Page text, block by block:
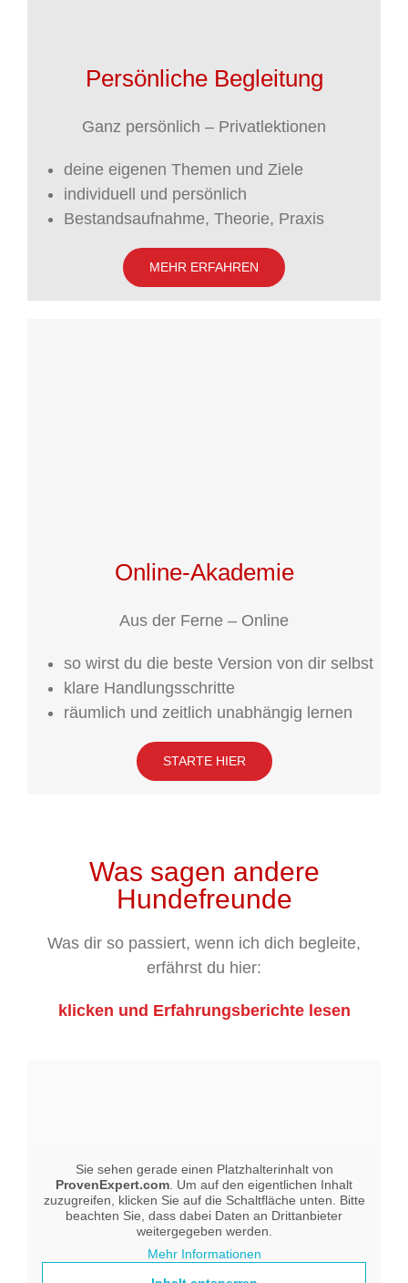
Persönliche Begleitung
Ganz persönlich – Privatlektionen
deine eigenen Themen und Ziele
individuell und persönlich
Bestandsaufnahme, Theorie, Praxis
MEHR ERFAHREN
Online-Akademie
Aus der Ferne – Online
so wirst du die beste Version von dir selbst
klare Handlungsschritte
räumlich und zeitlich unabhängig lernen
STARTE HIER
Was sagen andere
Hundefreunde
Was dir so passiert, wenn ich dich begleite,
erfährst du hier:
klicken und Erfahrungsberichte lesen
Sie sehen gerade einen Platzhalterinhalt von
ProvenExpert.com . Um auf den eigentlichen Inhalt
zuzugreifen, klicken Sie auf die Schaltfläche unten. Bitte
beachten Sie, dass dabei Daten an Drittanbieter
weitergegeben werden.
Mehr Informationen